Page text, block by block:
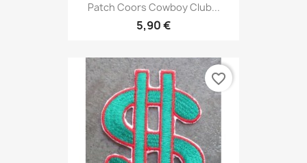
Patch Coors Cowboy Club...
5,90 €
favorite_border